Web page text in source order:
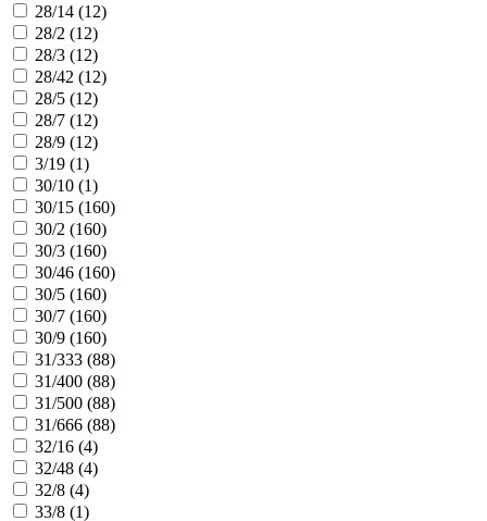
28/14 (12)
28/2 (12)
28/3 (12)
28/42 (12)
28/5 (12)
28/7 (12)
28/9 (12)
3/19 (1)
30/10 (1)
30/15 (160)
30/2 (160)
30/3 (160)
30/46 (160)
30/5 (160)
30/7 (160)
30/9 (160)
31/333 (88)
31/400 (88)
31/500 (88)
31/666 (88)
32/16 (4)
32/48 (4)
32/8 (4)
33/8 (1)